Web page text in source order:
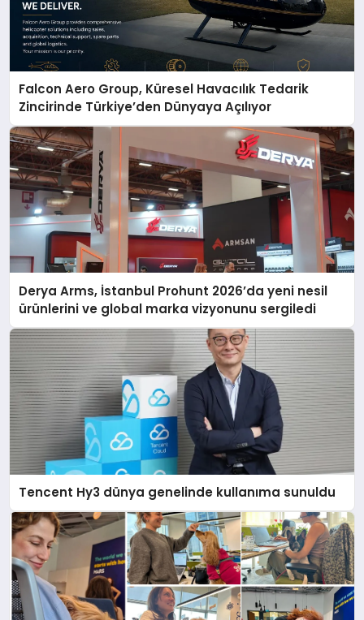
Falcon Aero Group, Küresel Havacılık Tedarik
Zincirinde Türkiye’den Dünyaya Açılıyor
Derya Arms, İstanbul Prohunt 2026’da yeni nesil
ürünlerini ve global marka vizyonunu sergiledi
Tencent Hy3 dünya genelinde kullanıma sunuldu